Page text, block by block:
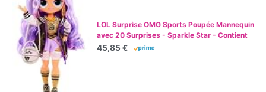
LOL Surprise OMG Sports Poupée Mannequin
avec 20 Surprises - Sparkle Star - Contient
Plusieurs Tenues & Accessoires de Sport - 4
45,85 €